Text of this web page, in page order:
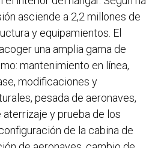
asciende a 2,2 millones de
y equipamientos. El
una amplia gama de
mantenimiento en línea,
modificaciones y
pesada de aeronaves,
y prueba de los
de la cabina de